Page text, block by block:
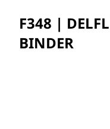
F348 |
BINDER